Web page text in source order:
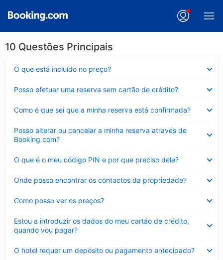
10 Questões Principais
O que está incluído no preço?
fechado
Posso efetuar uma reserva sem cartão de crédito?
fechado
Como é que sei que a minha reserva está confirmada?
fechado
Posso alterar ou cancelar a minha reserva através de
Booking.com?
fechado
O que é o meu código PIN e por que preciso dele?
fechado
Onde posso encontrar os contactos da propriedade?
fechado
Como posso ver os preços?
fechado
Estou a introduzir os dados do meu cartão de crédito,
quando vou pagar?
fechado
O hotel requer um depósito ou pagamento antecipado?
fechado